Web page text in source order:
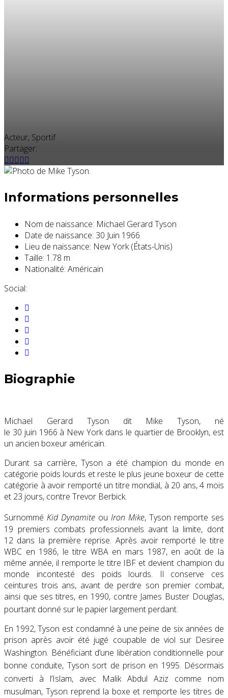
Acteur, Sportif
Partager:
Informations personnelles
Nom de naissance: Michael Gerard Tyson
Date de naissance: 30 Juin 1966
Lieu de naissance: New York (États-Unis)
Taille: 1.78 m
Nationalité: Américain
Social:
Biographie
Michael Gerard Tyson dit Mike Tyson, né
le 30 juin 1966 à New York dans le quartier de Brooklyn, est
un ancien boxeur américain.
Durant sa carrière, Tyson a été champion du monde en
catégorie poids lourds et reste le plus jeune boxeur de cette
catégorie à avoir remporté un titre mondial, à 20 ans, 4 mois
et 23 jours, contre Trevor Berbick.
Surnommé Kid Dynamite ou Iron Mike, Tyson remporte ses
19 premiers combats professionnels avant la limite, dont
12 dans la première reprise. Après avoir remporté le titre
WBC en 1986, le titre WBA en mars 1987, en août de la
même année, il remporte le titre IBF et devient champion du
monde incontesté des poids lourds. Il conserve ces
ceintures trois ans, avant de perdre son premier combat,
ainsi que ses titres, en 1990, contre James Buster Douglas,
pourtant donné sur le papier largement perdant.
En 1992, Tyson est condamné à une peine de six années de
prison après avoir été jugé coupable de viol sur Desiree
Washington. Bénéficiant d’une libération conditionnelle pour
bonne conduite, Tyson sort de prison en 1995. Désormais
converti à l’Islam, avec Malik Abdul Aziz comme nom
musulman, Tyson reprend la boxe et remporte les titres de